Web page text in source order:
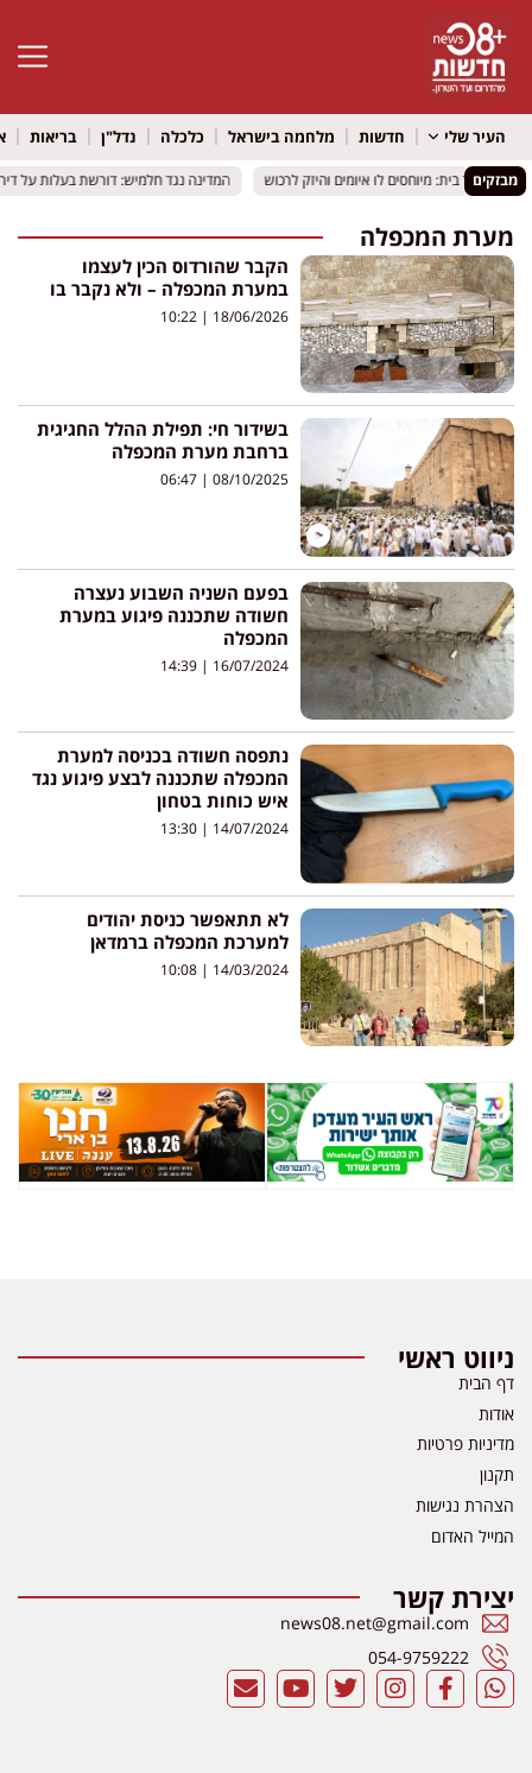
פתח
העיר שלי חדשות מלחמה בישראל כלכלה נדל"ן בריאות
מבזקים
למעצר בית: מיוחסים לו איומים והיזק לרכוש
למעצר בית: מיוחסים לו איומים והיזק לרכוש המדינה נגד חלמיש: דורשת בעלות על
המדינה נגד חלמיש: דורשת בעלות על
מערת המכפלה
הקבר שהורדוס הכין לעצמו
במערת המכפלה – ולא נקבר בו
18/06/2026
בשידור חי: תפילת ההלל החגיגית
ברחבת מערת המכפלה
08/10/2025
בפעם השניה השבוע נעצרה
חשודה שתכננה פיגוע במערת
המכפלה
16/07/2024
נתפסה חשודה בכניסה למערת
המכפלה שתכננה לבצע פיגוע נגד
איש כוחות בטחון
14/07/2024
לא תתאפשר כניסת יהודים
למערכת המכפלה ברמדאן
14/03/2024
ניווט ראשי
דף הבית
אודות
מדיניות פרטיות
תקנון
הצהרת נגישות
המייל האדום
יצירת קשר
news08.net@gmail.com
054-9759222